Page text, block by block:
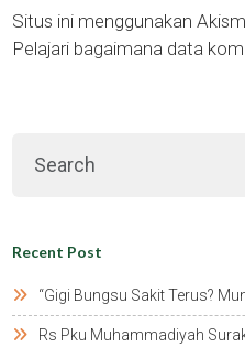
Situs ini menggunakan
Pelajari bagaimana data
Recent Post
“gigi Bungsu Sakit Terus?
Rs Pku Muhammadiyah